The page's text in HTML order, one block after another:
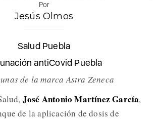
Por
Jesús Olmos
Salud Puebla
antiCovid Puebla
de la marca Astra Zeneca
José Antonio Martínez García,
de la aplicación de dosis de